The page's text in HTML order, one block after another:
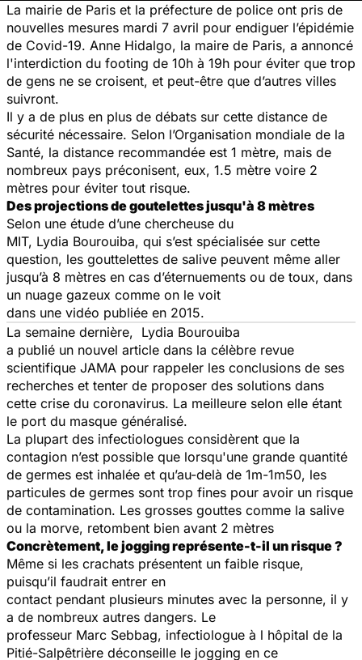
La mairie de Paris et la préfecture de police ont pris de
nouvelles mesures mardi 7 avril pour endiguer l’épidémie
de Covid-19. Anne Hidalgo, la maire de Paris, a annoncé
l'interdiction du footing de 10h à 19h pour éviter que trop
de gens ne se croisent, et peut-être que d’autres villes
suivront.
Il y a de plus en plus de débats sur cette distance de
sécurité nécessaire. Selon l’Organisation mondiale de la
Santé, la distance recommandée est 1 mètre, mais de
nombreux pays préconisent, eux, 1.5 mètre voire 2
mètres pour éviter tout risque.
Des projections de goutelettes jusqu'à 8 mètres
Selon une étude d’une chercheuse du
MIT, Lydia Bourouiba, qui s’est spécialisée sur cette
question, les gouttelettes de salive peuvent même aller
jusqu’à 8 mètres en cas d’éternuements ou de toux, dans
un nuage gazeux comme on le voit
dans une vidéo publiée en 2015.
La semaine dernière, Lydia Bourouiba
a publié un nouvel article dans la célèbre revue
scientifique JAMA pour rappeler les conclusions de ses
recherches et tenter de proposer des solutions dans
cette crise du coronavirus. La meilleure selon elle étant
le port du masque généralisé.
La plupart des infectiologues considèrent que la
contagion n’est possible que lorsqu'une grande quantité
de germes est inhalée et qu’au-delà de 1m-1m50, les
particules de germes sont trop fines pour avoir un risque
de contamination. Les grosses gouttes comme la salive
ou la morve, retombent bien avant 2 mètres
Concrètement, le jogging représente-t-il un risque ?
Même si les crachats présentent un faible risque,
puisqu’il faudrait entrer en
contact pendant plusieurs minutes avec la personne, il y
a de nombreux autres dangers. Le
professeur Marc Sebbag, infectiologue à l hôpital de la
Pitié-Salpêtrière déconseille le jogging en ce